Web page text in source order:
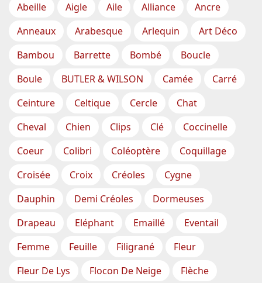
Abeille Aigle Aile Alliance
Ancre
Anneaux
Arabesque Arlequin
Art Déco
Bambou
Barrette Bombé
Boucle
Boule
BUTLER & WILSON Camée
Carré
Ceinture
Celtique Cercle
Chat
Cheval
Chien Clips Clé
Coccinelle
Coeur
Colibri Coléoptère
Coquillage
Croisée
Croix Créoles
Cygne
Dauphin
Demi Créoles
Dormeuses
Drapeau
Eléphant Emaillé
Eventail
Femme
Feuille Filigrané
Fleur
Fleur De Lys
Flocon De Neige
Flèche